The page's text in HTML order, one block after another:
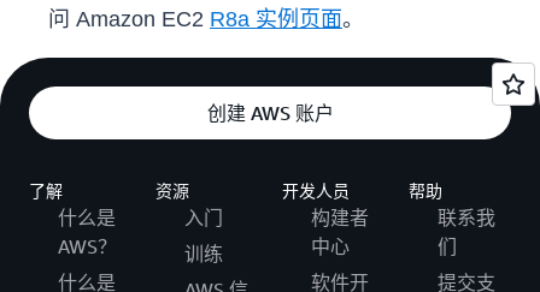
问 Amazon EC2 R8a 实例页面。
创建 AWS 账户
了解
什么是
AWS？
什么是
资源
入门
训练
开发人员
构建者
中心
软件开
帮助
联系我
们
提交支